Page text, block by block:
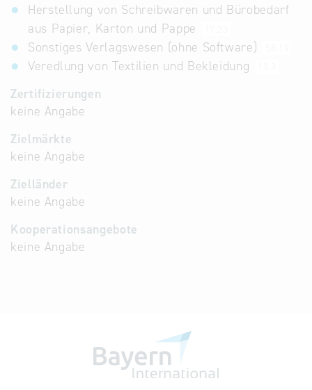
Herstellung von Schreibwaren und Bürobedarf
aus Papier, Karton und Pappe
Sonstiges Verlagswesen (ohne Software)
Veredlung von Textilien und Bekleidung
Zertifizierungen
keine Angabe
Zielmärkte
keine Angabe
Zielländer
keine Angabe
Kooperationsangebote
keine Angabe